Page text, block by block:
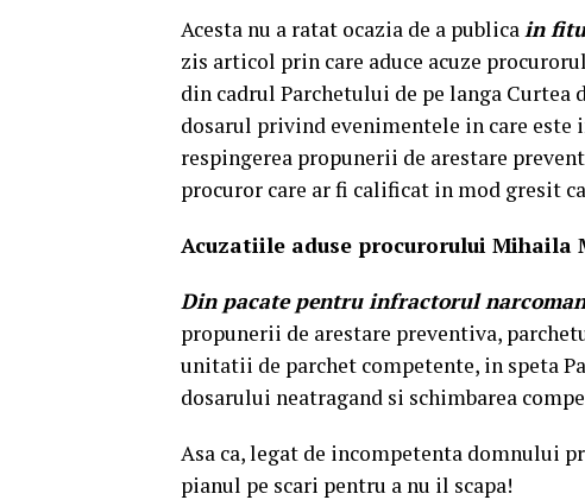
Acesta nu a ratat ocazia de a publicain
zis articol prin care aduce acuze
din cadrul Parchetului de pe langa
dosarul privind evenimentele in care
respingerea propunerii de arestare
procuror care ar fi calificat in mod gresit
Acuzatiile aduse procurorului Mihaila
Din pacate pentru infractorul
propunerii de arestare preventiva,
unitatii de parchet competente, in speta
dosarului neatragand si schimbarea
Asa ca, legat de incompetenta domnului
pianul pe scari pentru a nu il scapa!